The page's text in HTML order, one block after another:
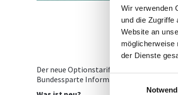
Wir verwenden
und die Zugriffe
Website an
möglicherweise
der Dienste
Der neue Optionstarif der Wiener
Bundessparte Information und